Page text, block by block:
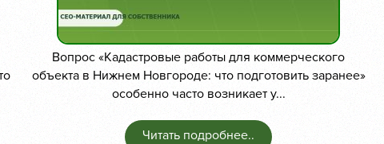
Вопрос «Кадастровые работы для коммерческого
объекта в Нижнем Новгороде: что подготовить заранее»
особенно часто возникает у...
Читать подробнее..